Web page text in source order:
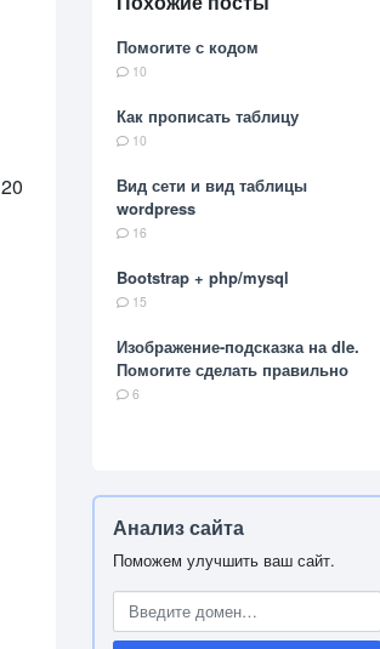
Помогите с кодом
10
Как прописать таблицу
10
Вид сети и вид таблицы
wordpress
16
Bootstrap + php/mysql
15
Изображение-подсказка на dle.
Помогите сделать правильно
6
Анализ сайта
Поможем улучшить ваш сайт.